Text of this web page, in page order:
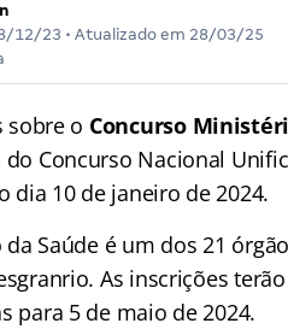
12/23 • Atualizado em 28/03/25
sobre o Concurso
Concurso Nacional
dia 10 de janeiro de 2024.
Saúde é um dos 21
As inscrições
para 5 de maio de 2024.